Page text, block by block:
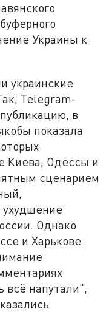
Украины к
украинские
Telegram-
в
показала
Киева, Одессы и
сценарием
Однако
и Харькове
всё напутали",